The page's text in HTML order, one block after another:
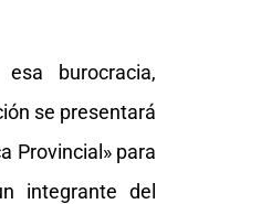
burocracia,
se presentará
Provincial» para
integrante del